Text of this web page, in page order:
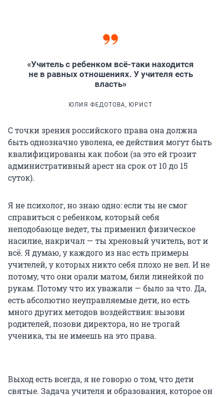
«Учитель с ребенком всё-таки находится
не в равных отношениях. У учителя есть
власть»
ЮЛИЯ ФЕДОТОВА, ЮРИСТ
С точки зрения российского права она должна
быть однозначно уволена, ее действия могут быть
квалифицированы как побои (за это ей грозит
административный арест на срок от 10 до 15
суток).
Я не психолог, но знаю одно: если ты не смог
справиться с ребенком, который себя
неподобающе ведет, ты применил физическое
насилие, накричал — ты хреновый учитель, вот и
всё. Я думаю, у каждого из нас есть примеры
учителей, у которых никто себя плохо не вел. И не
потому, что они орали матом, били линейкой по
рукам. Потому что их уважали — было за что. Да,
есть абсолютно неуправляемые дети, но есть
много других методов воздействия: вызови
родителей, позови директора, но не трогай
ученика, ты не имеешь на это права.
Выход есть всегда, я не говорю о том, что дети
святые. Задача учителя и образования, которое он